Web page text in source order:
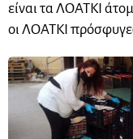
είναι τα ΛΟΑΤΚΙ
οι ΛΟΑΤΚΙ